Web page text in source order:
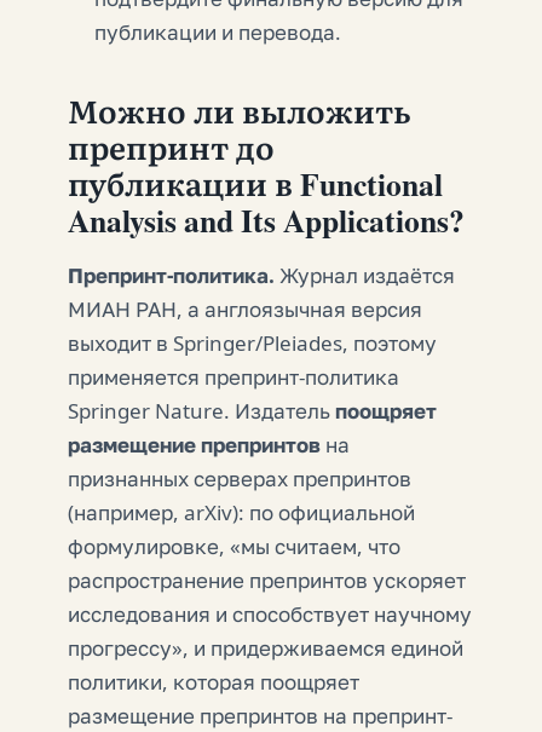
публикации и перевода.
Можно ли выложить
препринт до
публикации в Functional
Analysis and Its Applications?
Препринт-политика. Журнал издаётся
МИАН РАН, а англоязычная версия
выходит в Springer/Pleiades, поэтому
применяется препринт-политика
Springer Nature. Издательпоощряет
размещение препринтов на
признанных серверах препринтов
(например, arXiv): по официальной
формулировке, «мы считаем, что
распространение препринтов ускоряет
исследования и способствует научному
прогрессу», и придерживаемся единой
политики, которая поощряет
размещение препринтов на препринт-